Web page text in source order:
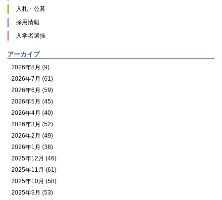
入札・公募
採用情報
入学者選抜
アーカイブ
2026年8月 (9)
2026年7月 (61)
2026年6月 (59)
2026年5月 (45)
2026年4月 (40)
2026年3月 (52)
2026年2月 (49)
2026年1月 (38)
2025年12月 (46)
2025年11月 (61)
2025年10月 (58)
2025年9月 (53)